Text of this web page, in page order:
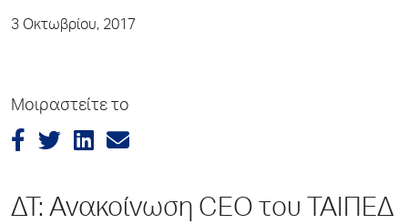
3 Οκτωβρίου, 2017
Μοιραστείτε το
ΔΤ: Ανακοίνωση CEO του ΤΑΙΠΕΔ